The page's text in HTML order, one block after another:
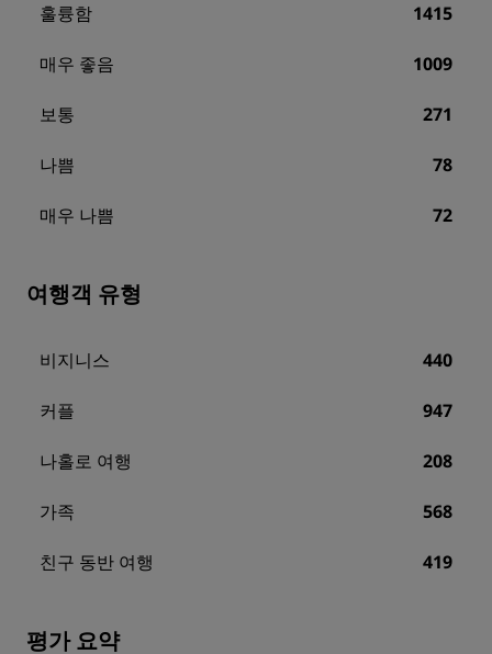
훌륭함 1415
매우 좋음 1009
보통 271
나쁨 78
매우 나쁨 72
여행객 유형
비지니스 440
커플 947
나홀로 여행 208
가족 568
친구 동반 여행 419
평가 요약